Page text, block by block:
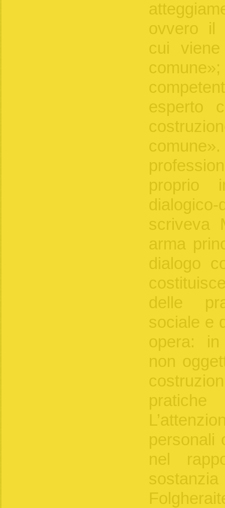
ovvero il
cui
esperto
proprio
scriveva
arma
dialogo
delle
sociale e
opera:
non
personali
nel